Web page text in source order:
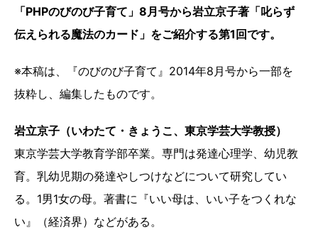
「PHPのびのび子育て」8月号から岩立京子著「叱らず
伝えられる魔法のカード」をご紹介する第1回です。
※本稿は、『のびのび子育て』2014年8月号から一部を
抜粋し、編集したものです。
岩立京子（いわたて・きょうこ、東京学芸大学教授）
東京学芸大学教育学部卒業。専門は発達心理学、幼児教
育。乳幼児期の発達やしつけなどについて研究してい
る。1男1女の母。著書に『いい母は、いい子をつくれな
い』（経済界）などがある。